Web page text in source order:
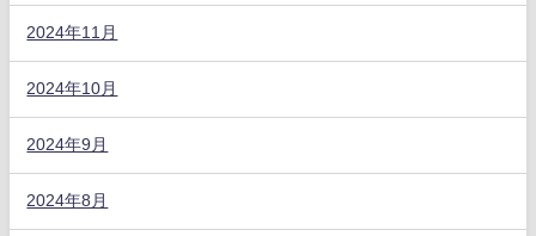
2024年11月
2024年10月
2024年9月
2024年8月